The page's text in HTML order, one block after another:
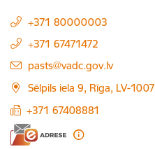
+371 80000003
+371 67471472
E-pasts:
pasts@vadc.gov.lv
Sēlpils iela 9, Rīga, LV-1007
+371 67408881